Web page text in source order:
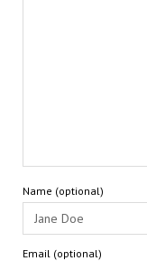
Name (optional)
Email (optional)